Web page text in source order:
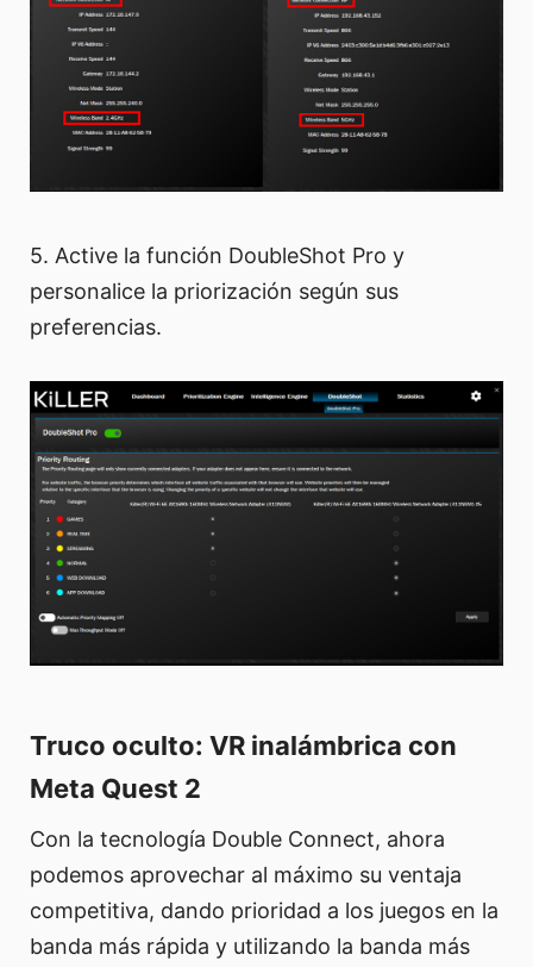
5. Active la función DoubleShot Pro y
personalice la priorización según sus
preferencias.
Truco oculto: VR inalámbrica con
Meta Quest 2
Con la tecnología Double Connect, ahora
podemos aprovechar al máximo su ventaja
competitiva, dando prioridad a los juegos en la
banda más rápida y utilizando la banda más